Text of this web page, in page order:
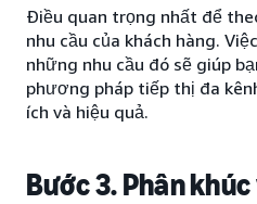
Điều quan trọng nhất để
nhu cầu của khách hàng.
những nhu cầu đó sẽ giúp
phương pháp tiếp thị đa
ích và hiệu quả.
Bước 3. Phân